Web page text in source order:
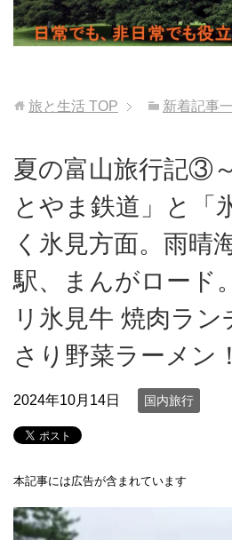
旅と生活 TOP 新着記事
夏の富山旅行記③
とやま鉄道」と「
く氷見方面。雨晴
駅、まんがロード
リ氷見牛 焼肉ラン
さり野菜ラーメン！
2024年10月14日 国内旅行
本記事には広告が含まれています